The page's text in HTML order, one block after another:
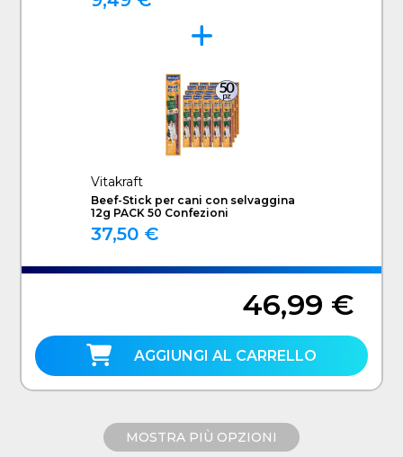
Vitakraft
Beef-Stick per cani con selvaggina
12g PACK 50 Confezioni
37,50 €
46,99 €
AGGIUNGI AL CARRELLO
MOSTRA PIÙ OPZIONI